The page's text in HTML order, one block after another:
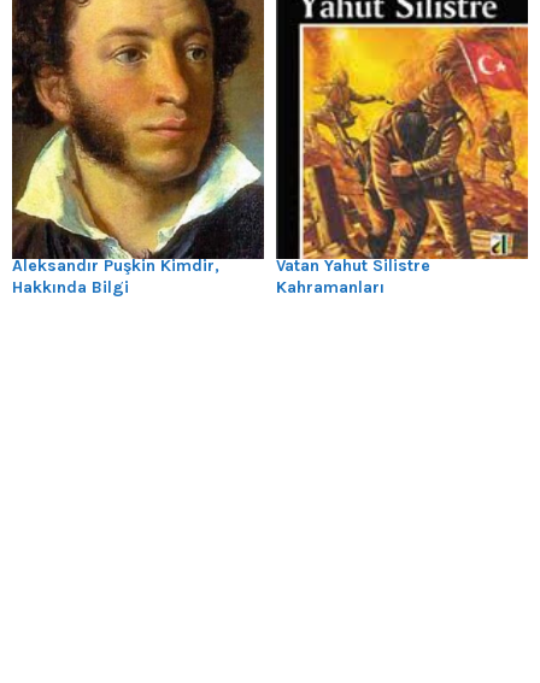
Aleksandır Puşkin Kimdir,
Hakkında Bilgi
Vatan Yahut Silistre
Kahramanları